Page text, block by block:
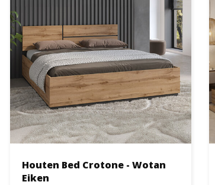
Houten Bed Crotone - Wotan
Eiken